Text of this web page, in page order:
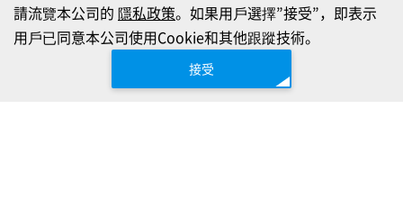
請流覽本公司的 隱私政策。如果用戶選擇”接受”，即表示
用戶已同意本公司使用Cookie和其他跟蹤技術。
接受